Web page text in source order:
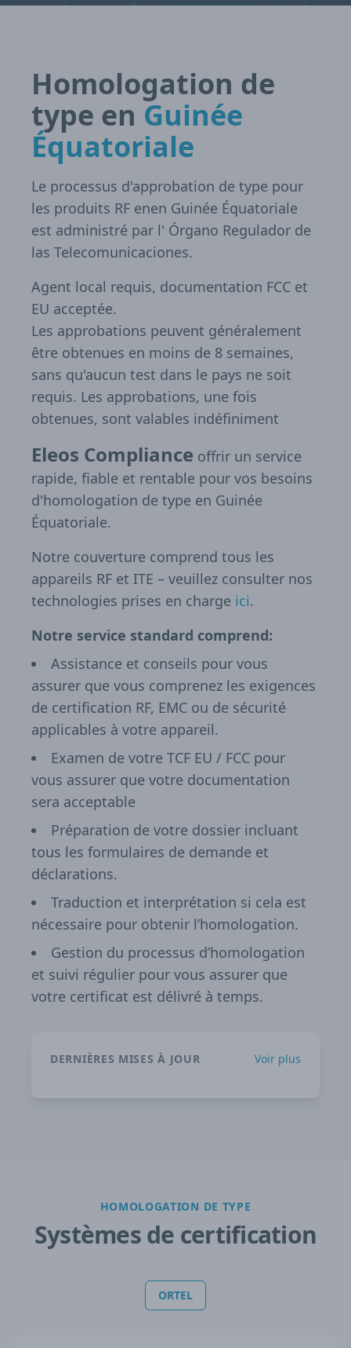
Homologation de
type en Guinée
Équatoriale
Le processus d'approbation de type pour
les produits RF enen Guinée Équatoriale
est administré par l' Órgano Regulador de
las Telecomunicaciones.
Agent local requis, documentation FCC et
EU acceptée.
Les approbations peuvent généralement
être obtenues en moins de 8 semaines,
sans qu'aucun test dans le pays ne soit
requis. Les approbations, une fois
obtenues, sont valables indéfiniment
Eleos Compliance offrir un service
rapide, fiable et rentable pour vos besoins
d'homologation de type en Guinée
Équatoriale.
Notre couverture comprend tous les
appareils RF et ITE – veuillez consulter nos
technologies prises en charge ici.
Notre service standard comprend:
Assistance et conseils pour vous
assurer que vous comprenez les exigences
de certification RF, EMC ou de sécurité
applicables à votre appareil.
Examen de votre TCF EU / FCC pour
vous assurer que votre documentation
sera acceptable
Préparation de votre dossier incluant
tous les formulaires de demande et
déclarations.
Traduction et interprétation si cela est
nécessaire pour obtenir l’homologation.
Gestion du processus d’homologation
et suivi régulier pour vous assurer que
votre certificat est délivré à temps.
DERNIÈRES MISES À JOUR Voir plus
HOMOLOGATION DE TYPE
Systèmes de certification
ORTEL